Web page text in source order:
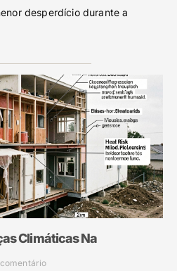
desperdício durante a
Climáticas Na